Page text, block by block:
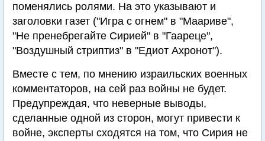
поменялись ролями. На это указывают и
заголовки газет ("Игра с огнем" в "Маариве",
"Не пренебрегайте Сирией" в "Гаареце",
"Воздушный стриптиз" в "Едиот Ахронот").
Вместе с тем, по мнению израильских военных
комментаторов, на сей раз войны не будет.
Предупреждая, что неверные выводы,
сделанные одной из сторон, могут привести к
войне, эксперты сходятся на том, что Сирия не